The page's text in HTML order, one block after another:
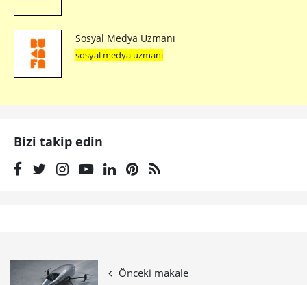
Sosyal Medya Uzmanı
sosyal medya uzmanı
Bizi takip edin
Önceki makale